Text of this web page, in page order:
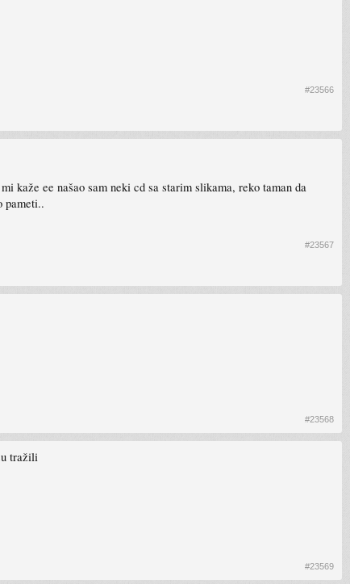
#23566
kaže ee našao sam neki cd sa starim slikama, reko taman da
pameti..
#23567
#23568
tražili
#23569